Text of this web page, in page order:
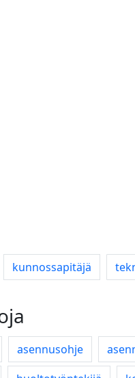
kunnossapitäjä
asennusohje